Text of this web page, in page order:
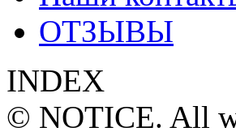
ОТЗЫВЫ
INDEX
© NOTICE. All